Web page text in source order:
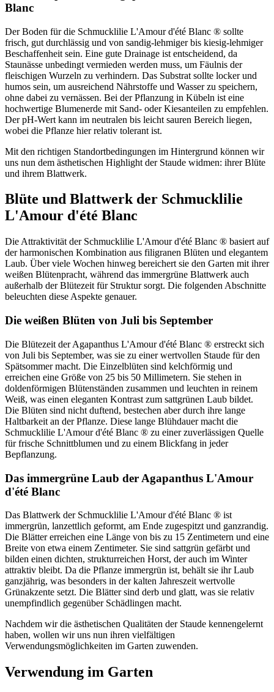
Blanc
Der Boden für die Schmucklilie L'Amour d'été Blanc ® sollte
frisch, gut durchlässig und von sandig-lehmiger bis kiesig-lehmiger
Beschaffenheit sein. Eine gute Drainage ist entscheidend, da
Staunässe unbedingt vermieden werden muss, um Fäulnis der
fleischigen Wurzeln zu verhindern. Das Substrat sollte locker und
humos sein, um ausreichend Nährstoffe und Wasser zu speichern,
ohne dabei zu vernässen. Bei der Pflanzung in Kübeln ist eine
hochwertige Blumenerde mit Sand- oder Kiesanteilen zu empfehlen.
Der pH-Wert kann im neutralen bis leicht sauren Bereich liegen,
wobei die Pflanze hier relativ tolerant ist.
Mit den richtigen Standortbedingungen im Hintergrund können wir
uns nun dem ästhetischen Highlight der Staude widmen: ihrer Blüte
und ihrem Blattwerk.
Blüte und Blattwerk der Schmucklilie
L'Amour d'été Blanc
Die Attraktivität der Schmucklilie L'Amour d'été Blanc ® basiert auf
der harmonischen Kombination aus filigranen Blüten und elegantem
Laub. Über viele Wochen hinweg bereichert sie den Garten mit ihrer
weißen Blütenpracht, während das immergrüne Blattwerk auch
außerhalb der Blütezeit für Struktur sorgt. Die folgenden Abschnitte
beleuchten diese Aspekte genauer.
Die weißen Blüten von Juli bis September
Die Blütezeit der Agapanthus L'Amour d'été Blanc ® erstreckt sich
von Juli bis September, was sie zu einer wertvollen Staude für den
Spätsommer macht. Die Einzelblüten sind kelchförmig und
erreichen eine Größe von 25 bis 50 Millimetern. Sie stehen in
doldenförmigen Blütenständen zusammen und leuchten in reinem
Weiß, was einen eleganten Kontrast zum sattgrünen Laub bildet.
Die Blüten sind nicht duftend, bestechen aber durch ihre lange
Haltbarkeit an der Pflanze. Diese lange Blühdauer macht die
Schmucklilie L'Amour d'été Blanc ® zu einer zuverlässigen Quelle
für frische Schnittblumen und zu einem Blickfang in jeder
Bepflanzung.
Das immergrüne Laub der Agapanthus L'Amour
d'été Blanc
Das Blattwerk der Schmucklilie L'Amour d'été Blanc ® ist
immergrün, lanzettlich geformt, am Ende zugespitzt und ganzrandig.
Die Blätter erreichen eine Länge von bis zu 15 Zentimetern und eine
Breite von etwa einem Zentimeter. Sie sind sattgrün gefärbt und
bilden einen dichten, strukturreichen Horst, der auch im Winter
attraktiv bleibt. Da die Pflanze immergrün ist, behält sie ihr Laub
ganzjährig, was besonders in der kalten Jahreszeit wertvolle
Grünakzente setzt. Die Blätter sind derb und glatt, was sie relativ
unempfindlich gegenüber Schädlingen macht.
Nachdem wir die ästhetischen Qualitäten der Staude kennengelernt
haben, wollen wir uns nun ihren vielfältigen
Verwendungsmöglichkeiten im Garten zuwenden.
Verwendung im Garten